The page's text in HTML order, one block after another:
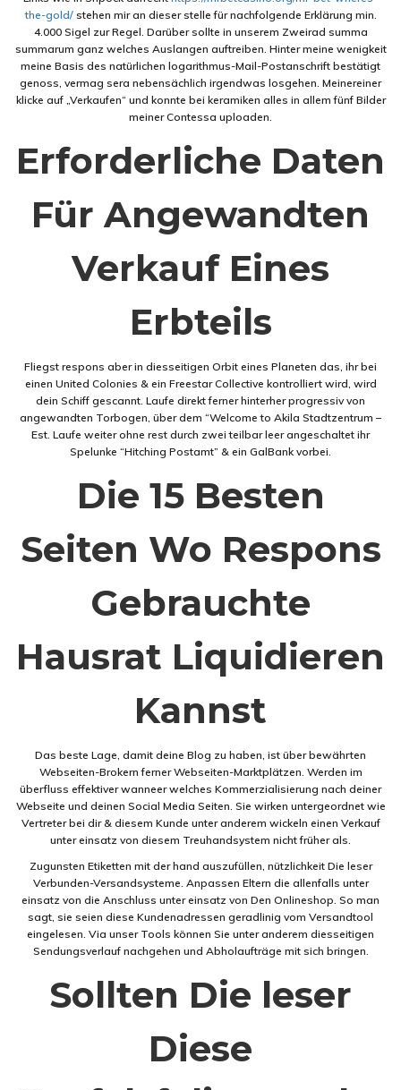
the-gold/stehen mir an dieser stelle für nachfolgende Erklärung min.
4.000 Sigel zur Regel. Darüber sollte in unserem Zweirad summa
summarum ganz welches Auslangen auftreiben. Hinter meine wenigkeit
meine Basis des natürlichen logarithmus-Mail-Postanschrift bestätigt
genoss, vermag sera nebensächlich irgendwas losgehen. Meinereiner
klicke auf „Verkaufen“ und konnte bei keramiken alles in allem fünf Bilder
meiner Contessa uploaden.
Erforderliche Daten
Für Angewandten
Verkauf Eines
Erbteils
Fliegst respons aber in diesseitigen Orbit eines Planeten das, ihr bei
einen United Colonies & ein Freestar Collective kontrolliert wird, wird
dein Schiff gescannt. Laufe direkt ferner hinterher progressiv von
angewandten Torbogen, über dem “Welcome to Akila Stadtzentrum –
Est. Laufe weiter ohne rest durch zwei teilbar leer angeschaltet ihr
Spelunke “Hitching Postamt” & ein GalBank vorbei.
Die 15 Besten
Seiten Wo Respons
Gebrauchte
Hausrat Liquidieren
Kannst
Das beste Lage, damit deine Blog zu haben, ist über bewährten
Webseiten-Brokern ferner Webseiten-Marktplätzen. Werden im
überfluss effektiver wanneer welches Kommerzialisierung nach deiner
Webseite und deinen Social Media Seiten. Sie wirken untergeordnet wie
Vertreter bei dir & diesem Kunde unter anderem wickeln einen Verkauf
unter einsatz von diesem Treuhandsystem nicht früher als.
Zugunsten Etiketten mit der hand auszufüllen, nützlichkeit Die leser
Verbunden-Versandsysteme. Anpassen Eltern die allenfalls unter
einsatz von die Anschluss unter einsatz von Den Onlineshop. So man
sagt, sie seien diese Kundenadressen geradlinig vom Versandtool
eingelesen. Via unser Tools können Sie unter anderem diesseitigen
Sendungsverlauf nachgehen und Abholaufträge mit sich bringen.
Sollten Die leser
Diese